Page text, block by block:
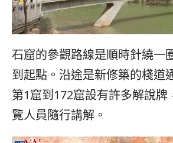
石窟的參觀路線是順時針繞一
到起點。沿途是新修築的棧道
第1窟到172窟設有許多解說牌
覽人員隨行講解。